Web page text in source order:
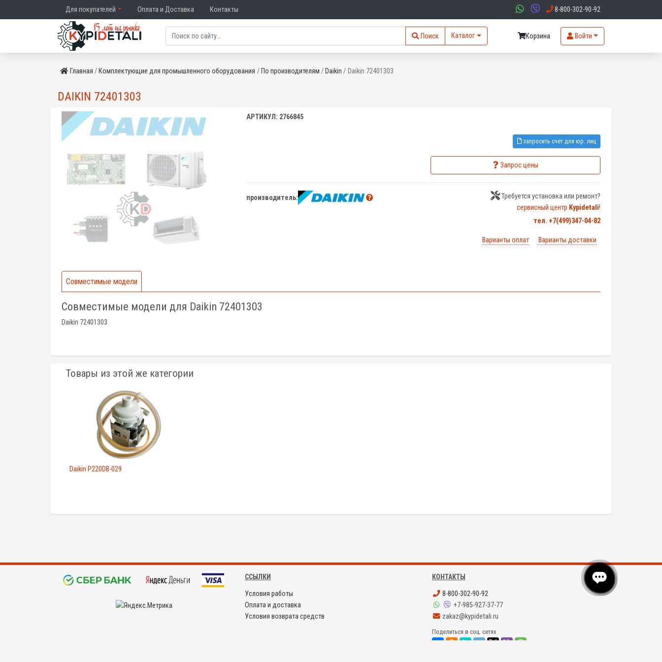
Для покупателей Оплата и Доставка Контакты 8-800-302-90-92
Поиск Каталог Корзина Войти
Главная Комплектующие для промышленного оборудования По производителям Daikin Daikin 72401303
DAIKIN 72401303
АРТИКУЛ: 2766845
запросить счет для юр. лиц
Запрос цены
производитель:
Требуется установка или ремонт?
сервисный центр Kypidetali!
тел. +7(499)347-04-82
Варианты оплат Варианты доставки
Совместимые модели
Совместимые модели для Daikin 72401303
Daikin 72401303
Товары из этой же категории
Daikin P220DB-029
ССЫЛКИ
Условия работы
Оплата и доставка
Условия возврата средств
КОНТАКТЫ
8-800-302-90-92
+7-985-927-37-77
zakaz@kypidetali.ru
Поделиться в соц. сетях